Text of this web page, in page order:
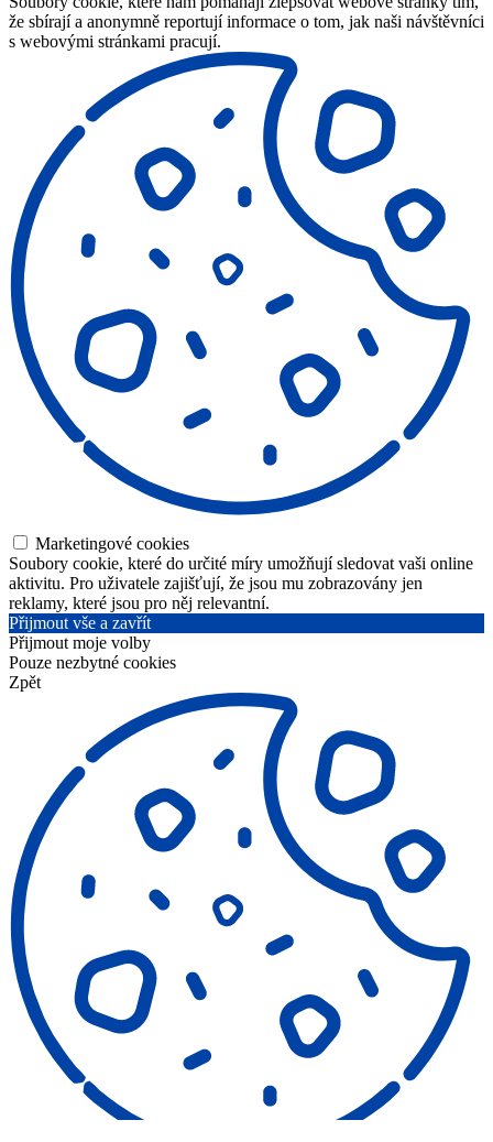
že sbírají a anonymně reportují informace o tom, jak naši návštěvníci
s webovými stránkami pracují.
Marketingové cookies
Soubory cookie, které do určité míry umožňují sledovat vaši online
aktivitu. Pro uživatele zajišťují, že jsou mu zobrazovány jen
reklamy, které jsou pro něj relevantní.
Přijmout vše a zavřít
Přijmout moje volby
Pouze nezbytné cookies
Zpět